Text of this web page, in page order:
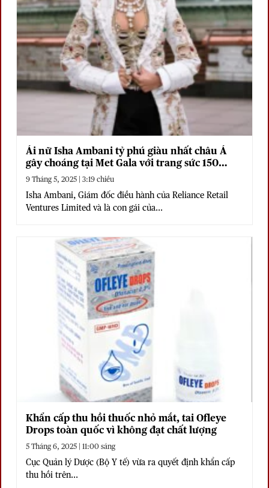
Ái nữ Isha Ambani tỷ phú giàu nhất châu Á
gây choáng tại Met Gala với trang sức 150
triệu đô
9 Tháng 5, 2025 | 3:19 chiều
Isha Ambani, Giám đốc điều hành của Reliance Retail
Ventures Limited và là con gái của...
Khẩn cấp thu hồi thuốc nhỏ mắt, tai Ofleye
Drops toàn quốc vì không đạt chất lượng
5 Tháng 6, 2025 | 11:00 sáng
Cục Quản lý Dược (Bộ Y tế) vừa ra quyết định khẩn cấp
thu hồi trên...